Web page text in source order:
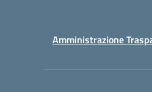
Amministrazione